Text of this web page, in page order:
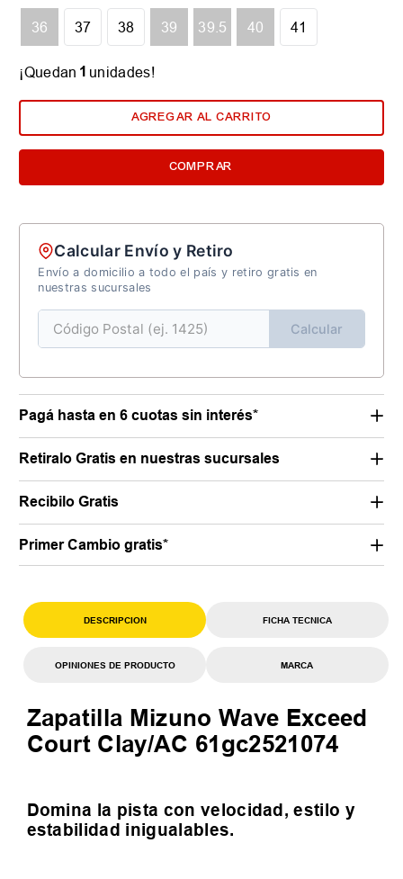
36 37 38 39 39.5 40 41
¡Quedan 1 unidades!
AGREGAR AL CARRITO
COMPRAR
Calcular Envío y Retiro
Envío a domicilio a todo el país y retiro gratis en
nuestras sucursales
Calcular
Pagá hasta en 6 cuotas sin interés*
Retiralo Gratis en nuestras sucursales
Recibilo Gratis
Primer Cambio gratis*
DESCRIPCION FICHA TECNICA
OPINIONES DE PRODUCTO MARCA
Zapatilla Mizuno Wave Exceed
Court Clay/AC 61gc2521074
Domina la pista con velocidad, estilo y
estabilidad inigualables.